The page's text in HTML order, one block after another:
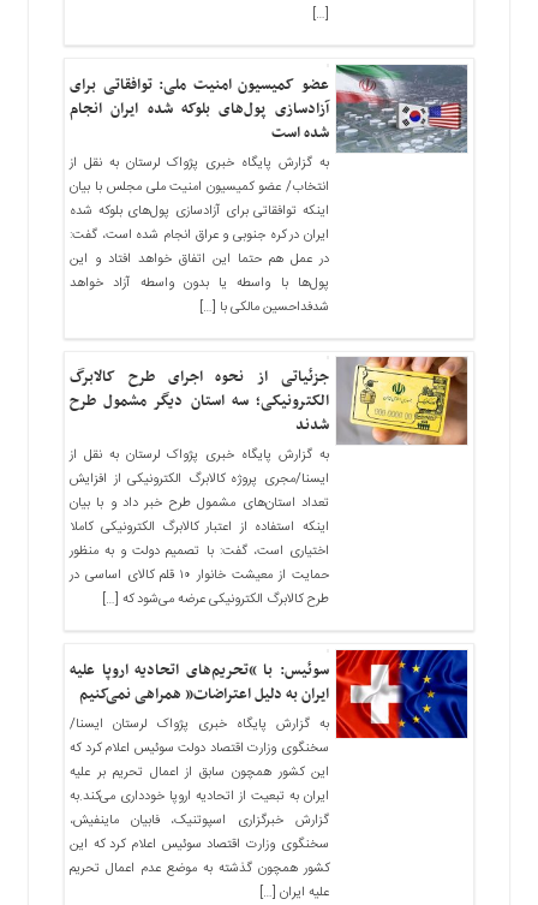
[…]
عضو کمیسیون امنیت ملی: توافقاتی برای
آزادسازی پول‌های بلوکه شده ایران انجام
شده است
به گزارش پایگاه خبری پژواک لرستان به نقل از
انتخاب/ عضو کمیسیون امنیت ملی مجلس با بیان
اینکه توافقاتی برای آزادسازی پول‌های بلوکه شده
ایران در کره جنوبی و عراق انجام شده است، گفت:
در عمل هم حتما این اتفاق خواهد افتاد و این
پول‌ها با واسطه یا بدون واسطه آزاد خواهد
شدفداحسین مالکی با […]
جزئیاتی از نحوه اجرای طرح کالابرگ
الکترونیکی؛ سه استان دیگر مشمول طرح
شدند
به گزارش پایگاه خبری پژواک لرستان به نقل از
ایسنا/مجری پروژه کالابرگ الکترونیکی از افزایش
تعداد استان‌های مشمول طرح خبر داد و با بیان
اینکه استفاده از اعتبار کالابرگ الکترونیکی کاملا
اختیاری است، گفت: با تصمیم دولت و به منظور
حمایت از معیشت خانوار ۱۰ قلم کالای اساسی در
طرح کالابرگ الکترونیکی عرضه می‌شود که […]
سوئیس: با “تحریم‌های اتحادیه اروپا علیه
ایران به دلیل اعتراضات” همراهی نمی‌کنیم
به گزارش پایگاه خبری پژواک لرستان ایسنا/
سخنگوی وزارت اقتصاد دولت سوئیس اعلام کرد که
این کشور همچون سابق از اعمال تحریم بر علیه
ایران به تبعیت از اتحادیه اروپا خودداری می‌کند.به
گزارش خبرگزاری اسپوتنیک، فابیان ماینفیش،
سخنگوی وزارت اقتصاد سوئیس اعلام کرد که این
کشور همچون گذشته به موضع عدم اعمال تحریم
علیه ایران […]